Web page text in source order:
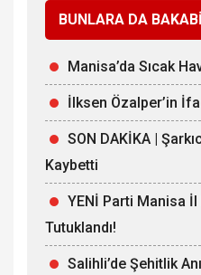
BUNLARA DA
Manisa’da Sıcak
İlksen Özalper’in
SON DAKİKA |
Kaybetti
YENİ Parti Manisa
Tutuklandı!
Salihli’de Şehitlik